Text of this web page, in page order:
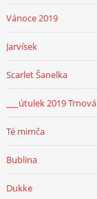
Vánoce 2019
Jarvísek
Scarlet Šanelka
___útulek 2019 Trnová
Té mimča
Bublina
Dukke